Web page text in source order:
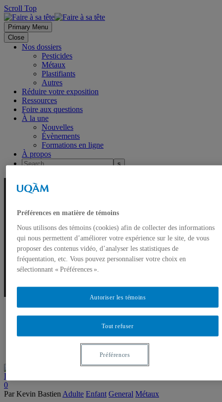
Scroll Top
Primary Menu
Close
Nos dossiers
Pesticides
Métaux
Plastifiants
Autres
Réduire votre exposition
Ressources
Foire aux questions
À la une
Nouvelles
Évènements
Formations en ligne
À propos
Vieillissement
0
Par Kevin Bastien Adulte Enfant General Métaux
Préférences en matière de témoins
Nous utilisons des témoins (cookies) afin de collecter des informations
qui nous permettent d’améliorer votre expérience sur le site, de vous
proposer des contenus vidéo, d’analyser les statistiques de
fréquentation, etc. Vous pouvez personnaliser votre choix en
sélectionnant « Préférences ».
Tout refuser
Autoriser les témoins
Préférences